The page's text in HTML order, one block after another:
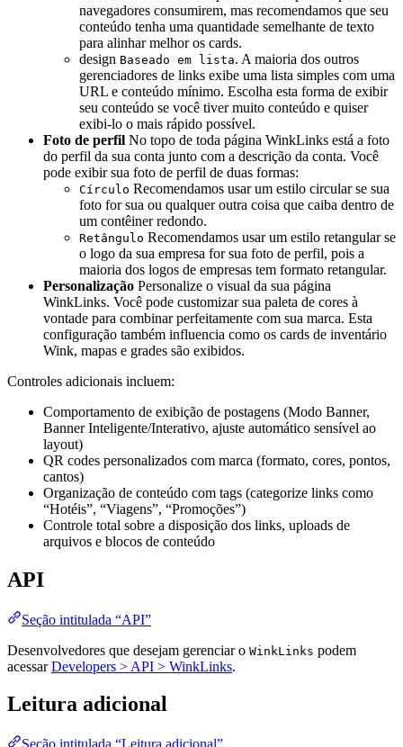
navegadores consumirem, mas recomendamos que seu
conteúdo tenha uma quantidade semelhante de texto
para alinhar melhor os cards.
design Baseado em lista. A maioria dos outros
gerenciadores de links exibe uma lista simples com uma
URL e conteúdo mínimo. Escolha esta forma de exibir
seu conteúdo se você tiver muito conteúdo e quiser
exibi-lo o mais rápido possível.
Foto de perfil No topo de toda página WinkLinks está a foto
do perfil da sua conta junto com a descrição da conta. Você
pode exibir sua foto de perfil de duas formas:
Círculo Recomendamos usar um estilo circular se sua
foto for sua ou qualquer outra coisa que caiba dentro de
um contêiner redondo.
Retângulo Recomendamos usar um estilo retangular se
o logo da sua empresa for sua foto de perfil, pois a
maioria dos logos de empresas tem formato retangular.
Personalização Personalize o visual da sua página
WinkLinks. Você pode customizar sua paleta de cores à
vontade para combinar perfeitamente com sua marca. Esta
configuração também influencia como os cards de inventário
Wink, mapas e grades são exibidos.
Controles adicionais incluem:
Comportamento de exibição de postagens (Modo Banner,
Banner Inteligente/Interativo, ajuste automático sensível ao
layout)
QR codes personalizados com marca (formato, cores, pontos,
cantos)
Organização de conteúdo com tags (categorize links como
“Hotéis”, “Viagens”, “Promoções”)
Controle total sobre a disposição dos links, uploads de
arquivos e blocos de conteúdo
API
Seção intitulada “API”
Desenvolvedores que desejam gerenciar o WinkLinks podem
acessarDevelopers > API > WinkLinks.
Leitura adicional